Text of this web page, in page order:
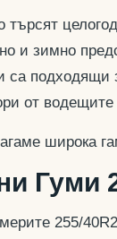
и зимно
са подходящи
от водещите
широка
Гуми
255/